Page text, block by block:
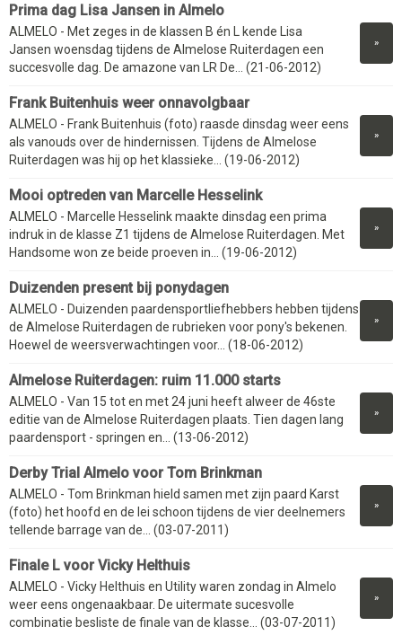
Prima dag Lisa Jansen in Almelo
»
ALMELO - Met zeges in de klassen B én L kende Lisa
Jansen woensdag tijdens de Almelose Ruiterdagen een
succesvolle dag. De amazone van LR De... (21-06-2012)
Frank Buitenhuis weer onnavolgbaar
»
ALMELO - Frank Buitenhuis (foto) raasde dinsdag weer eens
als vanouds over de hindernissen. Tijdens de Almelose
Ruiterdagen was hij op het klassieke... (19-06-2012)
Mooi optreden van Marcelle Hesselink
»
ALMELO - Marcelle Hesselink maakte dinsdag een prima
indruk in de klasse Z1 tijdens de Almelose Ruiterdagen. Met
Handsome won ze beide proeven in... (19-06-2012)
Duizenden present bij ponydagen
»
ALMELO - Duizenden paardensportliefhebbers hebben tijdens
de Almelose Ruiterdagen de rubrieken voor pony's bekenen.
Hoewel de weersverwachtingen voor... (18-06-2012)
Almelose Ruiterdagen: ruim 11.000 starts
»
ALMELO - Van 15 tot en met 24 juni heeft alweer de 46ste
editie van de Almelose Ruiterdagen plaats. Tien dagen lang
paardensport - springen en... (13-06-2012)
Derby Trial Almelo voor Tom Brinkman
»
ALMELO - Tom Brinkman hield samen met zijn paard Karst
(foto) het hoofd en de lei schoon tijdens de vier deelnemers
tellende barrage van de... (03-07-2011)
Finale L voor Vicky Helthuis
»
ALMELO - Vicky Helthuis en Utility waren zondag in Almelo
weer eens ongenaakbaar. De uitermate sucesvolle
combinatie besliste de finale van de klasse... (03-07-2011)